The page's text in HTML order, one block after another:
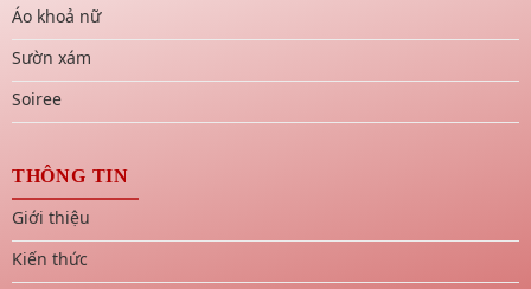
Áo khoả nữ
Sườn xám
Soiree
THÔNG TIN
Giới thiệu
Kiến thức